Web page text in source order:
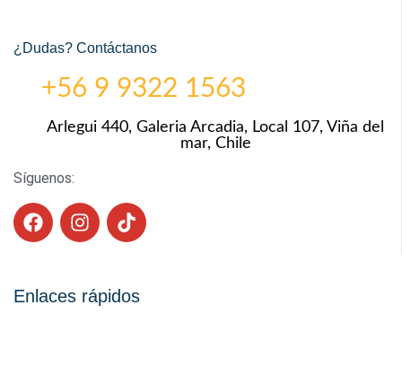
¿Dudas? Contáctanos
+56 9 9322 1563
Arlegui 440, Galeria Arcadia, Local 107, Viña del
mar, Chile
Síguenos:
Enlaces rápidos